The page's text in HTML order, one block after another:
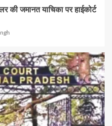
की जमानत याचिका पर हाईकोर्ट